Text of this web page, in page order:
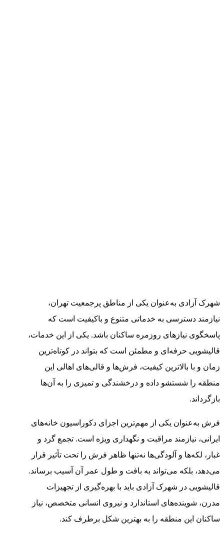
شهرک آزادی به‌عنوان یکی از مناطق پرجمعیت تهران،
نیازمند دسترسی به خدماتی متنوع و باکیفیت است که
پاسخگوی نیازهای روزمره ساکنان باشد. یکی از این خدمات،
قالیشویی حرفه‌ای و مطمئن است که بتواند در کوتاه‌ترین
زمان و با بالاترین کیفیت، فرش‌ها و قالی‌های اهالی این
منطقه را شستشو داده و درخشندگی و تمیزی را به آن‌ها
بازگرداند.
فرش به‌عنوان یکی از مهم‌ترین اجزای دکوراسیون خانه‌های
ایرانی، نیازمند مراقبت و نگهداری ویژه است. تجمع گرد و
غبار، لکه‌ها و آلودگی‌ها نه‌تنها ظاهر فرش را تحت تأثیر قرار
می‌دهد، بلکه می‌تواند به بافت و طول عمر آن آسیب برساند.
قالیشویی در شهرک آزادی باید با بهره‌گیری از تجهیزات
مدرن، شوینده‌های استاندارد و نیروی انسانی متخصص، نیاز
ساکنان این منطقه را به بهترین شکل برطرف کند.